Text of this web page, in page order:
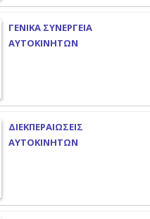
ΓΕΝΙΚΑ ΣΥΝΕΡΓΕΙΑ
ΑΥΤΟΚΙΝΗΤΩΝ
ΔΙΕΚΠΕΡΑΙΩΣΕΙΣ
ΑΥΤΟΚΙΝΗΤΩΝ